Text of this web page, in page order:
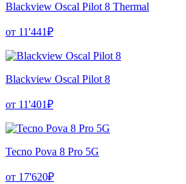
Blackview Oscal Pilot 8 Thermal
от 11'441₽
Blackview Oscal Pilot 8
от 11'401₽
Tecno Pova 8 Pro 5G
от 17'620₽